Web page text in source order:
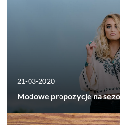
21-03-2020
Modowe propozycje na